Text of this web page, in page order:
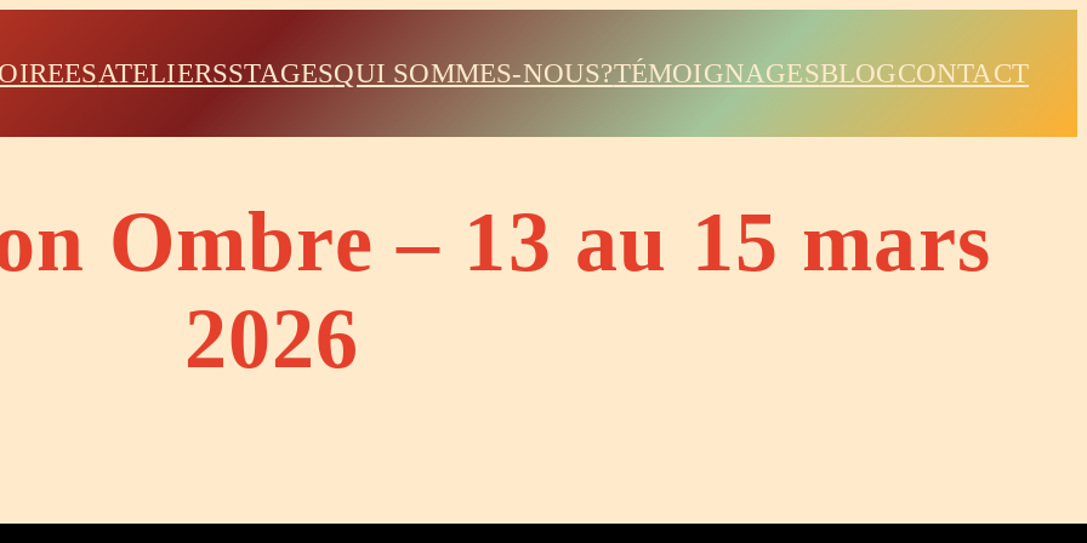
ATELIERSSTAGESQUI SOMMES-NOUS?TÉMOIGNAGESBLOGCONTACT
Ombre – 13 au 15 mars
2026